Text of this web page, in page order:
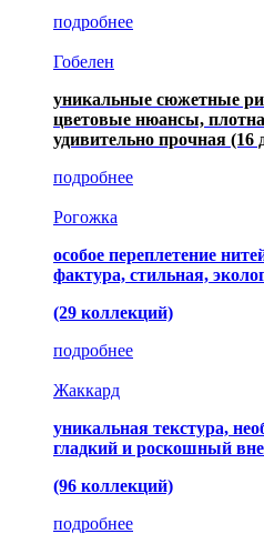
подробнее
Гобелен
уникальные сюжетные
цветовые нюансы,
удивительно прочная (16
подробнее
Рогожка
особое переплетение
фактура, стильная,
(29 коллекций)
подробнее
Жаккард
уникальная текстура,
гладкий и роскошный
(96 коллекций)
подробнее